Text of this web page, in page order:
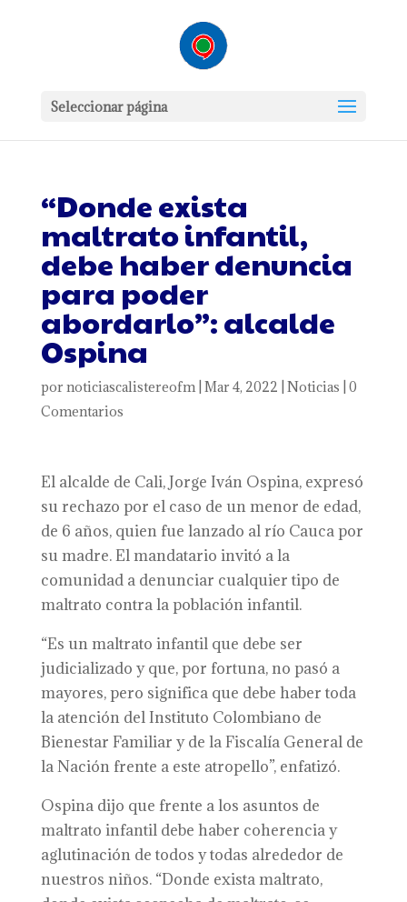
Seleccionar página
“Donde exista
maltrato infantil,
debe haber denuncia
para poder
abordarlo”: alcalde
Ospina
por noticiascalistereofm| Mar 4, 2022 Noticias 0
Comentarios
El alcalde de Cali, Jorge Iván Ospina, expresó
su rechazo por el caso de un menor de edad,
de 6 años, quien fue lanzado al río Cauca por
su madre. El mandatario invitó a la
comunidad a denunciar cualquier tipo de
maltrato contra la población infantil.
“Es un maltrato infantil que debe ser
judicializado y que, por fortuna, no pasó a
mayores, pero significa que debe haber toda
la atención del Instituto Colombiano de
Bienestar Familiar y de la Fiscalía General de
la Nación frente a este atropello”, enfatizó.
Ospina dijo que frente a los asuntos de
maltrato infantil debe haber coherencia y
aglutinación de todos y todas alrededor de
nuestros niños. “Donde exista maltrato,